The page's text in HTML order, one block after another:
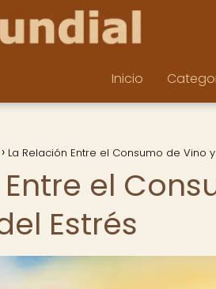
Inicio
La Relación Entre el Consumo de Vino
el
Estrés